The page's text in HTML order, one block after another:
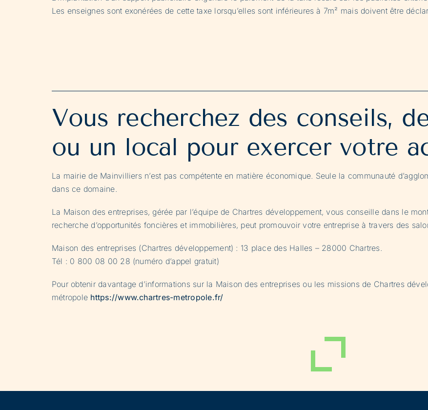
Les enseignes sont exonérées de cette taxe lorsqu’elles sont inférieures à 7m² mais doivent être
Vous recherchez des conseils,
ou un local pour exercer votre
La mairie de Mainvilliers n’est pas compétente en matière économique. Seule la communauté
dans ce domaine.
La Maison des entreprises, gérée par l’équipe de Chartres développement, vous conseille dans le
recherche d’opportunités foncières et immobilières, peut promouvoir votre entreprise à travers des
Maison des entreprises (Chartres développement) : 13 place des Halles – 28000 Chartres.
Tél : 0 800 08 00 28 (numéro d’appel gratuit)
Pour obtenir davantage d’informations sur la Maison des entreprises ou les missions de Chartres
métropole https://www.chartres-metropole.fr/